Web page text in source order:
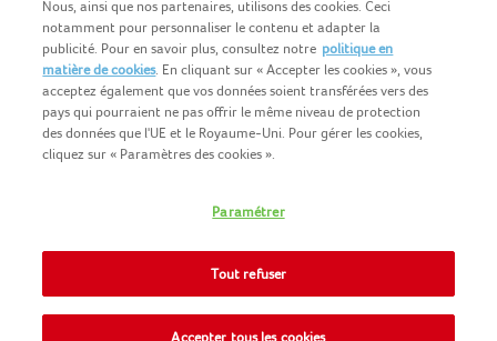
COPYRIGHT IGLO 2025
CONTACTEZ NOUS
COOKIE-POLICY
NOMAD FOODS
POLITIQUE-DE-CONFIDENTIALITE
SITEMAP
Nous, ainsi que nos partenaires, utilisons des cookies. Ceci
notamment pour personnaliser le contenu et adapter la
publicité. Pour en savoir plus, consultez notre politique en
matière de cookies. En cliquant sur « Accepter les cookies », vous
acceptez également que vos données soient transférées vers des
pays qui pourraient ne pas offrir le même niveau de protection
des données que l'UE et le Royaume-Uni. Pour gérer les cookies,
cliquez sur « Paramètres des cookies ».
Paramétrer
Tout refuser
Accepter tous les cookies